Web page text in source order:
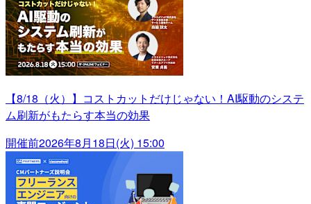
【8/18（火）】コストカットだけじゃない！AI駆動のシステ
ム刷新がもたらす本当の効果
開催前2026年8月18日(火) 15:00